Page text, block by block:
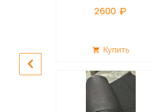
2600
shopping_cart Купить
keyboard_arrow_left